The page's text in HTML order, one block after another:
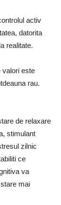
activ
datorita
realitate.
valori este
rau.
de relaxare
stimulant
zilnic
ce
va
mai